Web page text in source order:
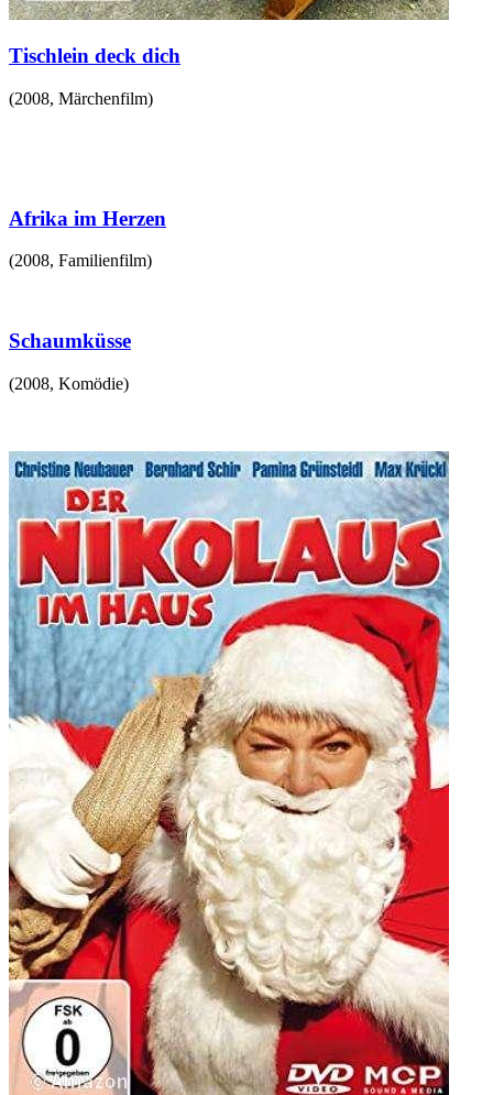
Tischlein deck dich
(2008, Märchenfilm)
Afrika im Herzen
(2008, Familienfilm)
Schaumküsse
(2008, Komödie)